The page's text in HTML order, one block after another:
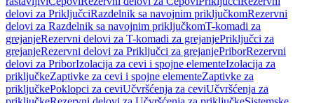
delovi za PriključciRazdelnik sa navojnim priključkomRezervni
delovi za Razdelnik sa navojnim priključkomT-komadi za
grejanjeRezervni delovi za T-komadi za grejanjePriključci za
grejanjeRezervni delovi za Priključci za grejanjePriborRezervni
delovi za PriborIzolacija za cevi i spojne elementeIzolacija za
priključkeZaptivke za cevi i spojne elementeZaptivke za
priključkePoklopci za ceviUčvršćenja za ceviUčvršćenja za